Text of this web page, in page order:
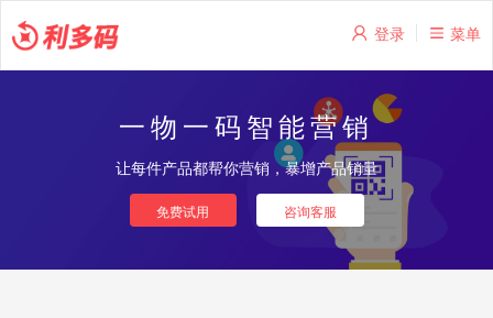
菜单
登录
一物一码智能营销
让每件产品都帮你营销，暴增产品销量
免费试用 咨询客服